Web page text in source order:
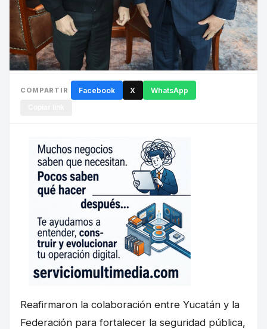
COMPARTIR Facebook X WhatsApp
Reafirmaron la colaboración entre Yucatán y la
Federación para fortalecer la seguridad pública,